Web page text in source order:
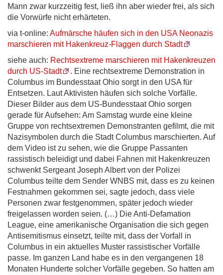
Mann zwar kurzzeitig fest, ließ ihn aber wieder frei, als sich
die Vorwürfe nicht erhärteten.
via t-online: Aufmärsche häufen sich in den USA Neonazis
marschieren mit Hakenkreuz-Flaggen durch Stadt
siehe auch: Rechtsextreme marschieren mit Hakenkreuzen
durch US-Stadt
. Eine rechtsextreme Demonstration in
Columbus im Bundesstaat Ohio sorgt in den USA für
Entsetzen. Laut Aktivisten häufen sich solche Vorfälle.
Dieser Bilder aus dem US-Bundesstaat Ohio sorgen
gerade für Aufsehen: Am Samstag wurde eine kleine
Gruppe von rechtsextremen Demonstranten gefilmt, die mit
Nazisymbolen durch die Stadt Columbus marschierten. Auf
dem Video ist zu sehen, wie die Gruppe Passanten
rassistisch beleidigt und dabei Fahnen mit Hakenkreuzen
schwenkt Sergeant Joseph Albert von der Polizei
Columbus teilte dem Sender WNBS mit, dass es zu keinen
Festnahmen gekommen sei, sagte jedoch, dass viele
Personen zwar festgenommen, später jedoch wieder
freigelassen worden seien. (…) Die Anti-Defamation
League, eine amerikanische Organisation die sich gegen
Antisemitismus einsetzt, teilte mit, dass der Vorfall in
Columbus in ein aktuelles Muster rassistischer Vorfälle
passe. Im ganzen Land habe es in den vergangenen 18
Monaten Hunderte solcher Vorfälle gegeben. So hatten am